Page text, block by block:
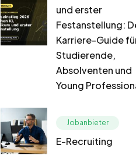
und erster
Festanstellung:
Karriere-Guide
Studierende,
Absolventen und
Young
Jobanbieter
E-Recruiting